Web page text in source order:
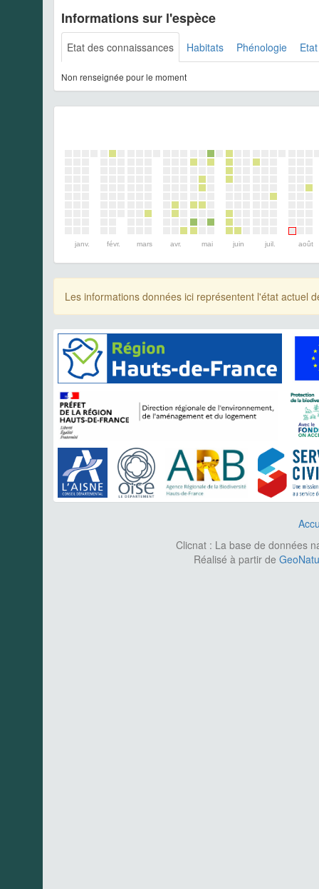
Informations sur l'espèce
Etat des connaissances Habitats Phénologie
Non renseignée pour le moment
janv. févr. mars avr. mai juin juil. août
Les informations données ici représentent l'état actuel
Clicnat : La base de données
Réalisé à partir de